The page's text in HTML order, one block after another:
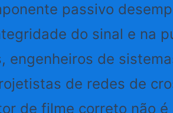
passivo
do sinal e na
engenheiros de
de redes de
de filme correto não é